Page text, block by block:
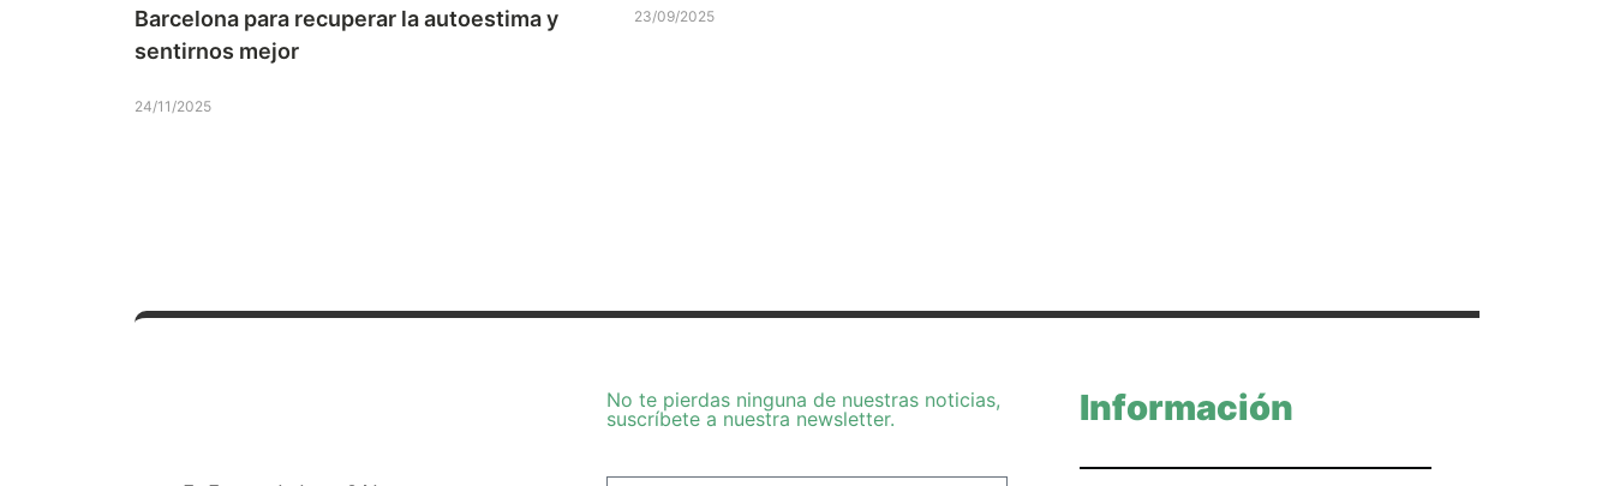
Barcelona para recuperar la autoestima y
sentirnos mejor
24/11/2025
23/09/2025
No te pierdas ninguna de nuestras noticias,
suscríbete a nuestra newsletter.
Información